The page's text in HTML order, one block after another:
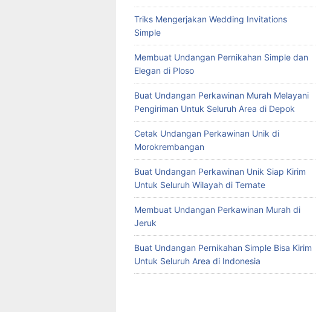
Triks Mengerjakan Wedding Invitations
Simple
Membuat Undangan Pernikahan Simple dan
Elegan di Ploso
Buat Undangan Perkawinan Murah Melayani
Pengiriman Untuk Seluruh Area di Depok
Cetak Undangan Perkawinan Unik di
Morokrembangan
Buat Undangan Perkawinan Unik Siap Kirim
Untuk Seluruh Wilayah di Ternate
Membuat Undangan Perkawinan Murah di
Jeruk
Buat Undangan Pernikahan Simple Bisa Kirim
Untuk Seluruh Area di Indonesia